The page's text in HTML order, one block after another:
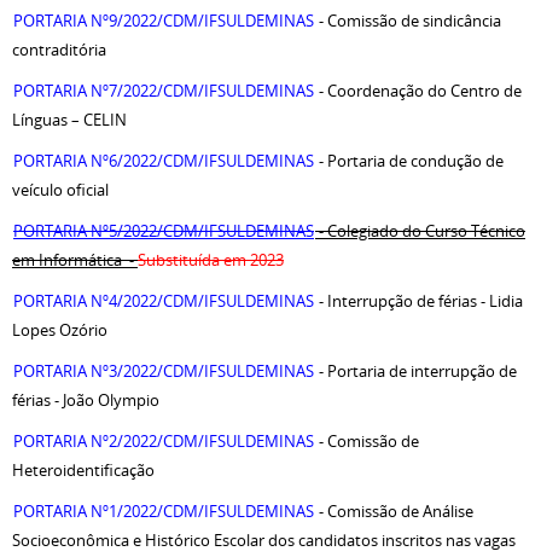
PORTARIA Nº9/2022/CDM/IFSULDEMINAS - Comissão de sindicância
contraditória
PORTARIA Nº7/2022/CDM/IFSULDEMINAS - Coordenação do Centro de
Línguas – CELIN
PORTARIA Nº6/2022/CDM/IFSULDEMINAS - Portaria de condução de
veículo oficial
PORTARIA Nº5/2022/CDM/IFSULDEMINAS- Colegiado do Curso Técnico
em Informática -Substituída em 2023
PORTARIA Nº4/2022/CDM/IFSULDEMINAS - Interrupção de férias - Lidia
Lopes Ozório
PORTARIA Nº3/2022/CDM/IFSULDEMINAS - Portaria de interrupção de
férias - João Olympio
PORTARIA Nº2/2022/CDM/IFSULDEMINAS - Comissão de
Heteroidentificação
PORTARIA Nº1/2022/CDM/IFSULDEMINAS - Comissão de Análise
Socioeconômica e Histórico Escolar dos candidatos inscritos nas vagas